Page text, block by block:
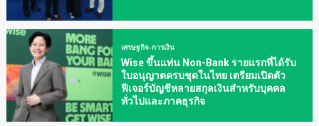
เศรษฐกิจ-การเงิน
Wise ขึ้นแท่น Non-Bank รายแรกที่ได้รับ
ใบอนุญาตครบชุดในไทย เตรียมเปิดตัว
ฟีเจอร์บัญชีหลายสกุลเงินสำหรับบุคคล
ทั่วไปและภาคธุรกิจ